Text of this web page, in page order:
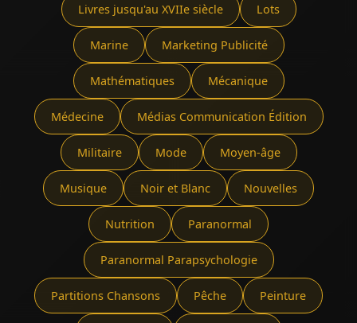
Livres jusqu'au XVIIe siècle Lots
Marine Marketing Publicité
Mathématiques Mécanique
Médecine Médias Communication Édition
Militaire Mode Moyen-âge
Musique Noir et Blanc Nouvelles
Nutrition Paranormal
Paranormal Parapsychologie
Partitions Chansons Pêche Peinture